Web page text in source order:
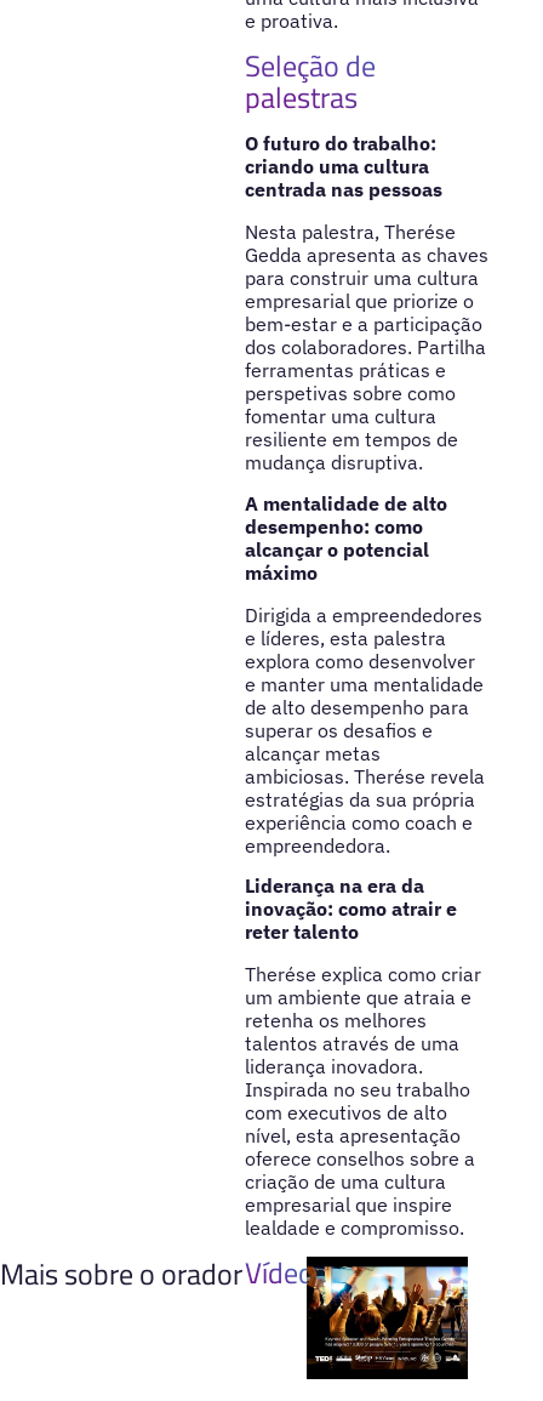
e proativa.
Seleção de
palestras
O futuro do trabalho:
criando uma cultura
centrada nas pessoas
Nesta palestra, Therése
Gedda apresenta as chaves
para construir uma cultura
empresarial que priorize o
bem-estar e a participação
dos colaboradores. Partilha
ferramentas práticas e
perspetivas sobre como
fomentar uma cultura
resiliente em tempos de
mudança disruptiva.
A mentalidade de alto
desempenho: como
alcançar o potencial
máximo
Dirigida a empreendedores
e líderes, esta palestra
explora como desenvolver
e manter uma mentalidade
de alto desempenho para
superar os desafios e
alcançar metas
ambiciosas. Therése revela
estratégias da sua própria
experiência como coach e
empreendedora.
Liderança na era da
inovação: como atrair e
reter talento
Therése explica como criar
um ambiente que atraia e
retenha os melhores
talentos através de uma
liderança inovadora.
Inspirada no seu trabalho
com executivos de alto
nível, esta apresentação
oferece conselhos sobre a
criação de uma cultura
empresarial que inspire
lealdade e compromisso.
Mais sobre o oradorVídeos